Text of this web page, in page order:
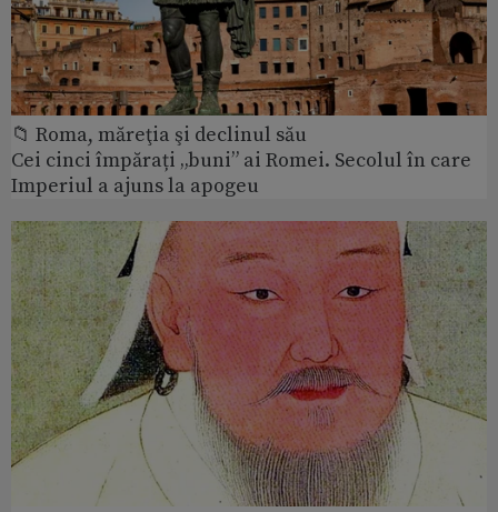
📁 Roma, măreţia şi declinul său
Cei cinci împărați „buni” ai Romei. Secolul în care
Imperiul a ajuns la apogeu